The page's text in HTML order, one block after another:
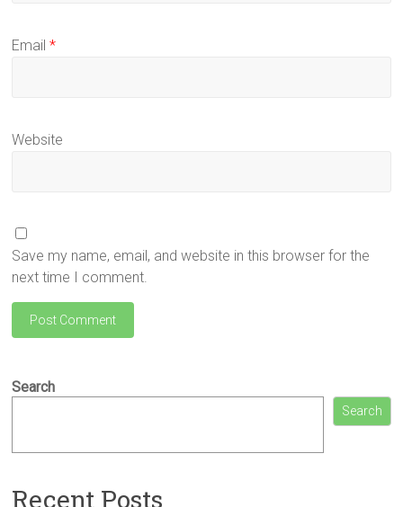
Email*
Website
Save my name, email, and website in this browser for the
next time I comment.
Search
Search
Recent Posts